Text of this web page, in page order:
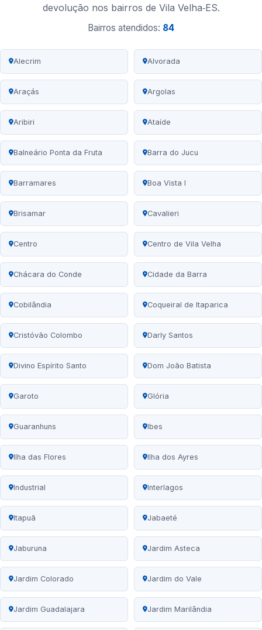
devolução nos bairros de Vila Velha‑ES.
Bairros atendidos: 84
Alecrim Alvorada
Araçás Argolas
Aribiri Ataíde
Balneário Ponta da Fruta Barra do Jucu
Barramares Boa Vista I
Brisamar Cavalieri
Centro Centro de Vila Velha
Chácara do Conde Cidade da Barra
Cobilândia Coqueiral de Itaparica
Cristóvão Colombo Darly Santos
Divino Espírito Santo Dom João Batista
Garoto Glória
Guaranhuns Ibes
Ilha das Flores Ilha dos Ayres
Industrial Interlagos
Itapuã Jabaeté
Jaburuna Jardim Asteca
Jardim Colorado Jardim do Vale
Jardim Guadalajara Jardim Marilândia